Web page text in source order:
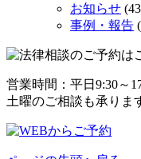
お知らせ
事例・報告
営業時間：平日9:30～
土曜のご相談も承りま